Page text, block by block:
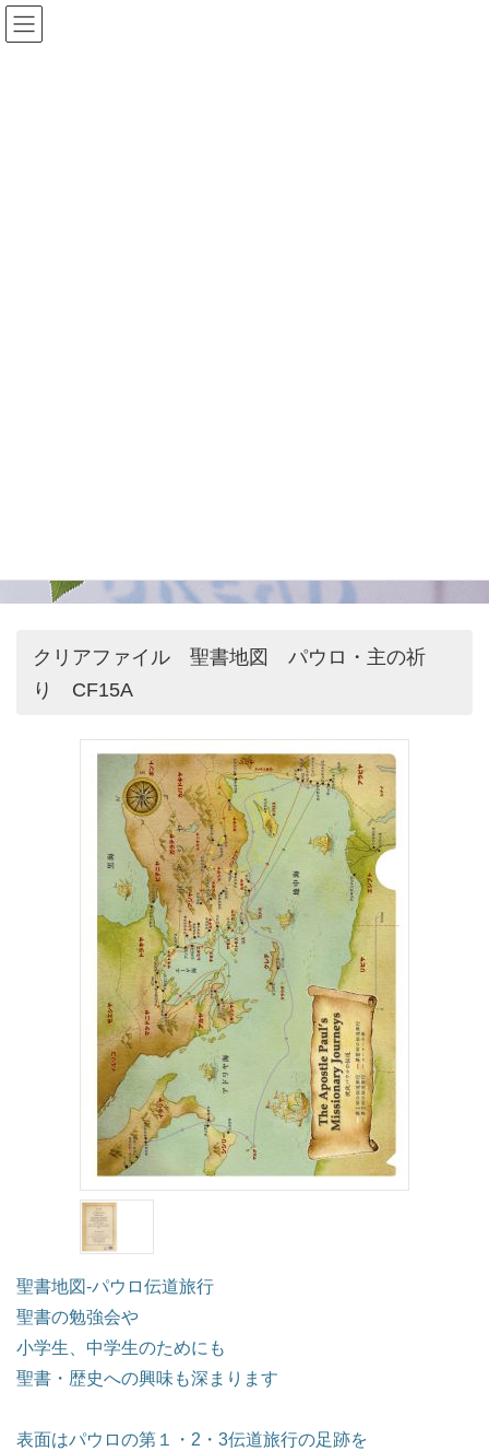
クリアファイル 聖書地図 パウロ・主の祈
り CF15A
聖書地図-パウロ伝道旅行
聖書の勉強会や
小学生、中学生のためにも
聖書・歴史への興味も深まります
表面はパウロの第１・2・3伝道旅行の足跡を